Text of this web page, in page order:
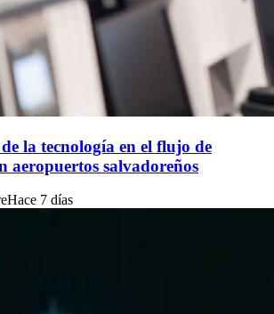
la tecnología en el flujo de
aeropuertos salvadoreños
Hace 7 días